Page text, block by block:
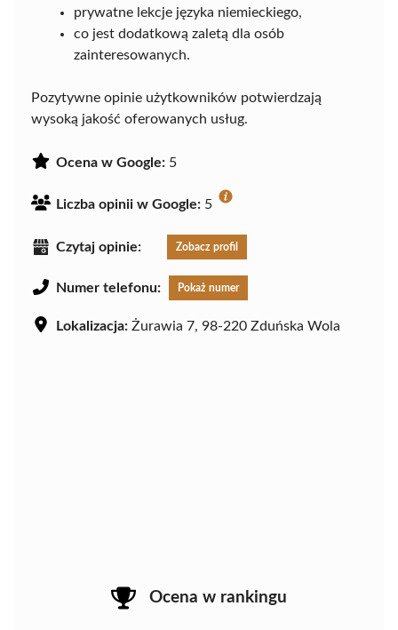
prywatne lekcje języka niemieckiego,
co jest dodatkową zaletą dla osób
zainteresowanych.
Pozytywne opinie użytkowników potwierdzają
wysoką jakość oferowanych usług.
Ocena w Google: 5
Liczba opinii w Google: 5
Czytaj opinie: Zobacz profil
Numer telefonu: Pokaż numer
Lokalizacja: Żurawia 7, 98-220 Zduńska Wola
Ocena w rankingu